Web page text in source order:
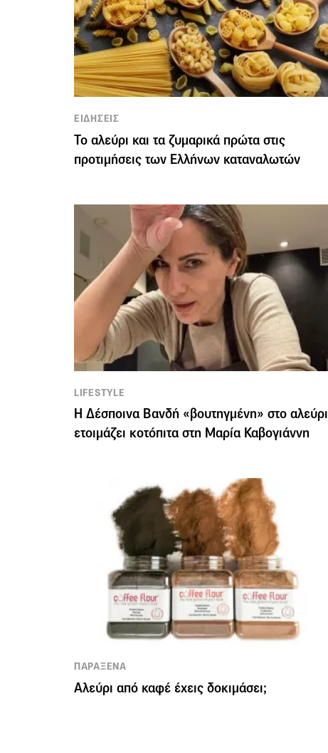
ΕΙΔΗΣΕΙΣ
Το αλεύρι και τα ζυμαρικά πρώτα στις
προτιμήσεις των Ελλήνων καταναλωτών
LIFESTYLE
Η Δέσποινα Βανδή «βουτηγμένη» στο αλεύρι
ετοιμάζει κοτόπιτα στη Μαρία Καβογιάννη
ΠΑΡΑΞΕΝΑ
Αλεύρι από καφέ έχεις δοκιμάσει;